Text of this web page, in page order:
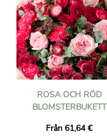
ROSA OCH RÖD
BLOMSTERBUKETT
Från 61,64 €